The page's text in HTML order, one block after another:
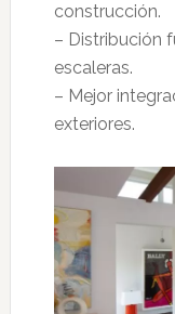
construcción.
– Distribución
escaleras.
– Mejor
exteriores.